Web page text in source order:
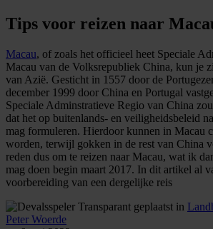
Tips voor reizen naar
Macau, of zoals het officieel heet Speciale
Macau van de Volksrepubliek China, kun je
van Azië. Gesticht in 1557 door de
december 1999 door China en Portugal
Speciale Adminstratieve Regio van China
dat het op buitenlands- en veiligheidsbeleid
mag formuleren. Hierdoor kunnen in Macau
worden, terwijl gokken in de rest van China
reden dus om te reizen naar Macau, wat ik
mag doen begin maart 2017. In dit artikel al
voorbereiding van een dergelijke reis
geplaatst in
Peter Woerde